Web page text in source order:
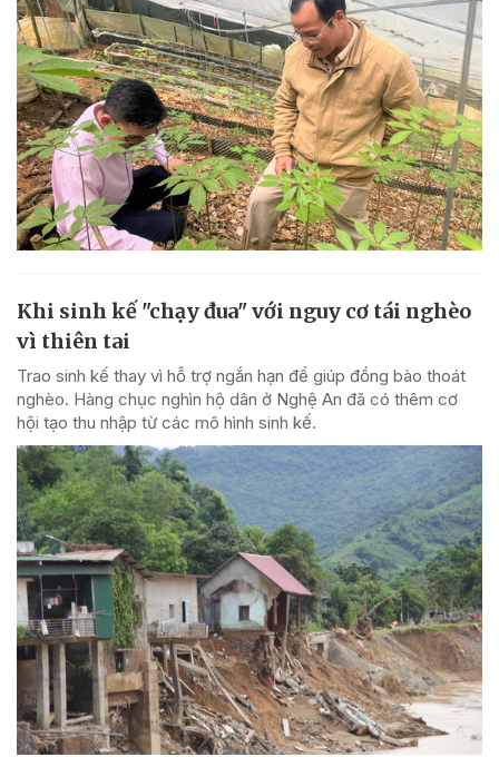
Khi sinh kế "chạy đua" với nguy cơ tái nghèo
vì thiên tai
Trao sinh kế thay vì hỗ trợ ngắn hạn để giúp đồng bào thoát
nghèo. Hàng chục nghìn hộ dân ở Nghệ An đã có thêm cơ
hội tạo thu nhập từ các mô hình sinh kế.